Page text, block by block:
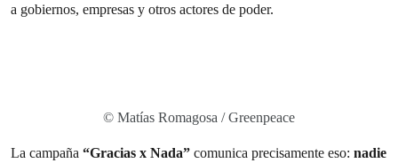
a gobiernos, empresas y otros actores de poder.
© Matías Romagosa / Greenpeace
La campaña “Gracias x Nada” comunica precisamente eso: nadie